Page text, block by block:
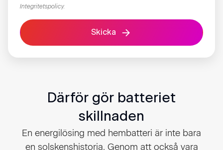
Integritetspolicy​.
Skicka
Därför gör batteriet
skillnaden
En energilösing med hembatteri är inte bara
en solskenshistoria. Genom att också vara